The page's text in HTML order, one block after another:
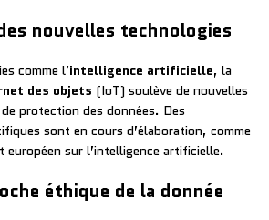
nouvelles technologies
comme l’intelligence artificielle, la
des objets (IoT) soulève de nouvelles
protection des données. Des
sont en cours d’élaboration, comme
européen sur l’intelligence artificielle.
éthique de la donnée